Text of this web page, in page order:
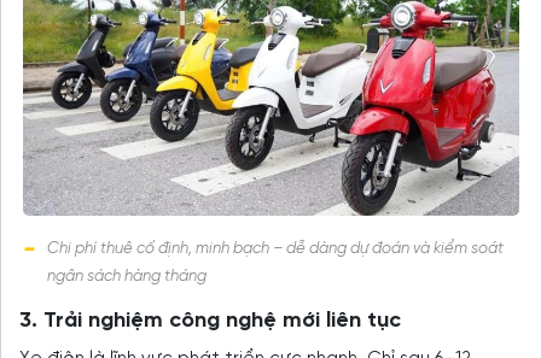
Chi phí thuê cố định, minh bạch – dễ dàng dự đoán và kiểm soát
ngân sách hàng tháng
3. Trải nghiệm công nghệ mới liên tục